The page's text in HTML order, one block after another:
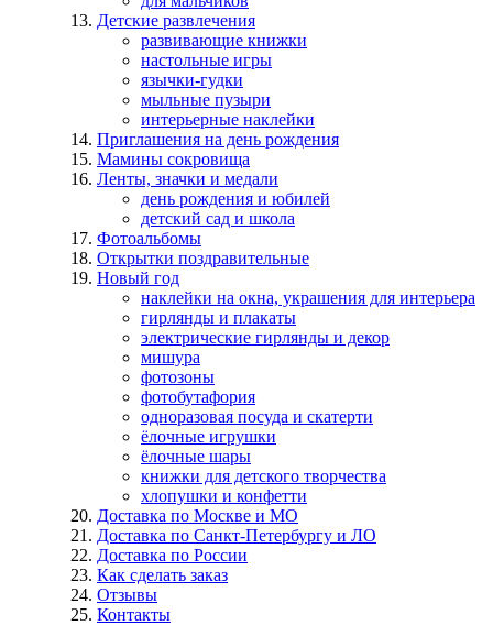
Детские развлечения
развивающие книжки
настольные игры
язычки-гудки
мыльные пузыри
интерьерные наклейки
Приглашения на день рождения
Мамины сокровища
Ленты, значки и медали
день рождения и юбилей
детский сад и школа
Фотоальбомы
Открытки поздравительные
Новый год
наклейки на окна, украшения для интерьера
гирлянды и плакаты
электрические гирлянды и декор
мишура
фотозоны
фотобутафория
одноразовая посуда и скатерти
ёлочные игрушки
ёлочные шары
книжки для детского творчества
хлопушки и конфетти
Доставка по Москве и МО
Доставка по Санкт-Петербургу и ЛО
Доставка по России
Как сделать заказ
Отзывы
Контакты